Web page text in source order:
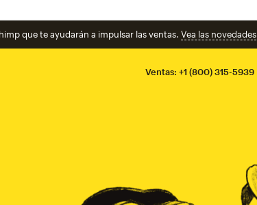
que te ayudarán a impulsar las ventas. Vea las novedades
Ventas: +1 (800) 315-5939